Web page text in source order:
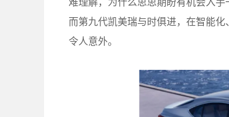
而第九代凯美瑞与时俱进，在智能
令人意外。